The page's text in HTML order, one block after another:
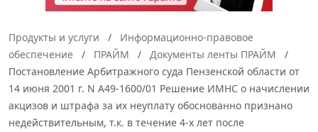
Продукты и услуги
Информационно-правовое
обеспечение
ПРАЙМ
Документы ленты ПРАЙМ
Постановление Арбитражного суда Пензенской области от
14 июня 2001 г. N А49-1600/01 Решение ИМНС о начислении
акцизов и штрафа за их неуплату обоснованно признано
недействительным, т.к. в течение 4-х лет после